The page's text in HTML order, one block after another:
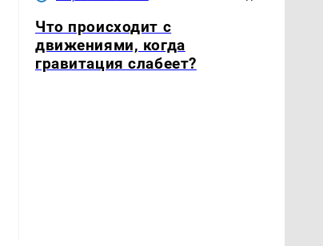
Что происходит с
движениями, когда
гравитация слабеет?